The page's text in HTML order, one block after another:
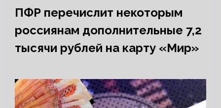
ПФР перечислит некоторым
россиянам дополнительные 7,2
тысячи рублей на карту «Мир»